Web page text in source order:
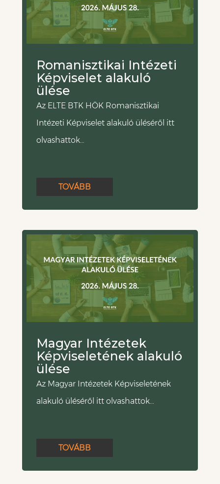
Romanisztikai Intézeti
Képviselet alakuló
ülése
Az ELTE BTK HÖK Romanisztikai
Intézeti Képviselet alakuló üléséről itt
olvashattok…
TOVÁBB
Magyar Intézetek
Képviseletének alakuló
ülése
Az Magyar Intézetek Képviseletének
alakuló üléséről itt olvashattok…
TOVÁBB